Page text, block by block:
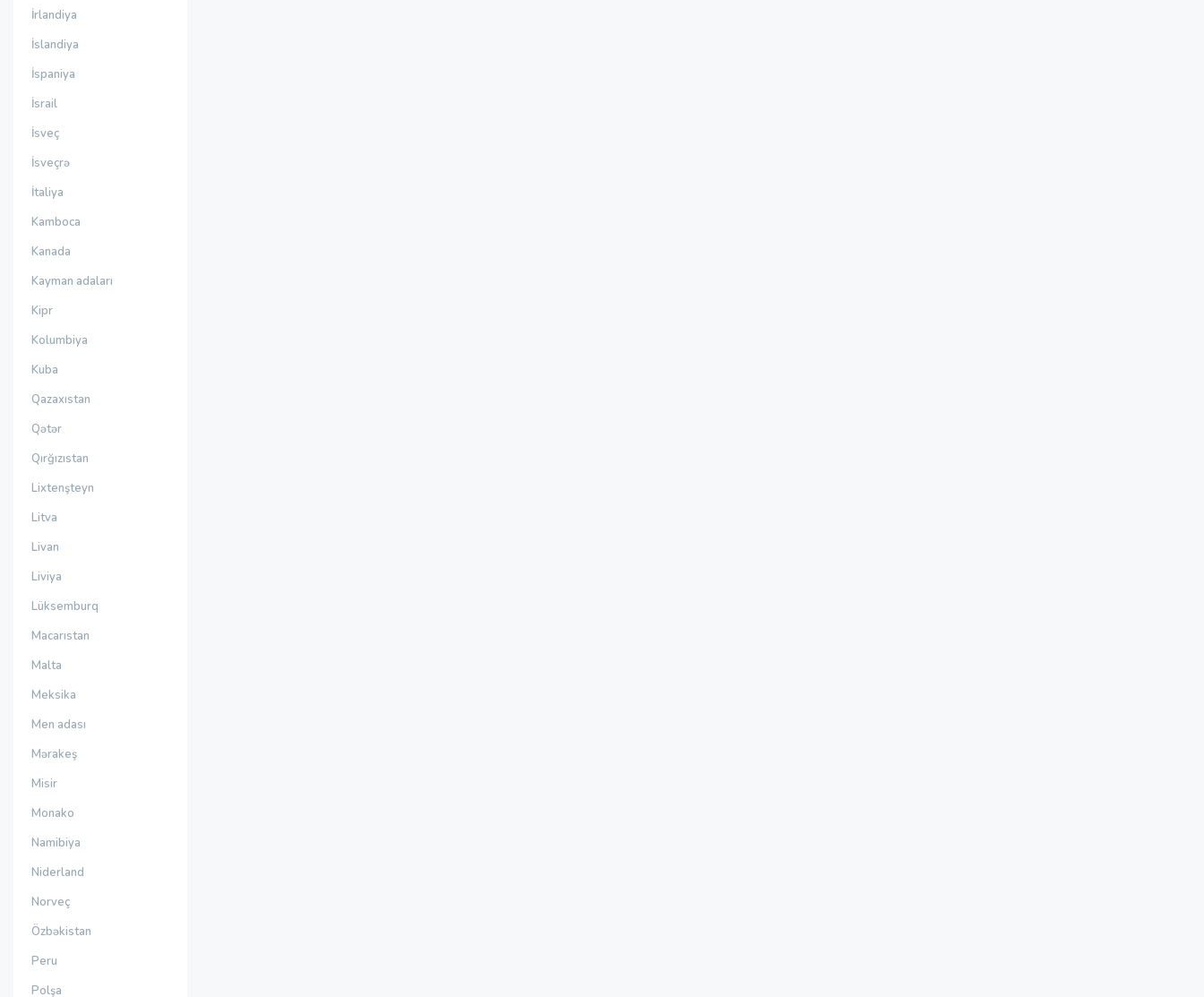
İrlandiya
İslandiya
İspaniya
İsrail
İsveç
İsveçrə
İtaliya
Kamboca
Kanada
Kayman adaları
Kipr
Kolumbiya
Kuba
Qazaxıstan
Qətər
Qırğızıstan
Lixtenşteyn
Litva
Livan
Liviya
Lüksemburq
Macarıstan
Malta
Meksika
Men adası
Mərakeş
Misir
Monako
Namibiya
Niderland
Norveç
Özbəkistan
Peru
Polşa